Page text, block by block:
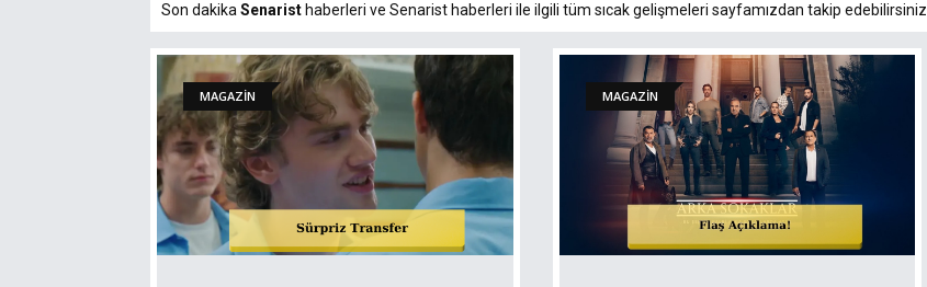
Son dakika Senarist haberleri ve Senarist haberleri ile ilgili tüm sıcak gelişmeleri sayfamızdan takip edebilirsiniz.
MAGAZİN MAGAZİN